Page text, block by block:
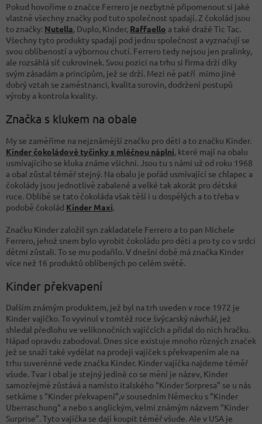
Pokud hovoříme o značce Ferrero je nezbytné připomenout si jaké
vlastně všechny značky pod tuto společnost spadají. Z čokolád jsou
to značky: Nutella, Duplo, Kinder, Raffaello a také dražé Tic Tac.
Všechny tyto produkty spadají pod jednu společnost a vyznačují se
svou oblíbeností a výbornou chutí. Ferrero tedy nejsou jen pralinky,
ale rozsáhlá síť cukrovinek. Svou pozici na trhu si firma drží díky
svým zásadám a principům, jež se drží. Mezi ně patří mimo jiné
dobrý vztah se zaměstnanci, kvalita surovin, dodržení postupů
výroby a kontrola kvality.
Značka s klukem na obale
My se zaměříme na nejznámější značku pro děti a to značku Kinder.
Kinder čokoládové tyčinky s mléčnou náplní , které mají na obalu
usmívajícího se kluka známe všichni. Jsou tu s námi už od roku 1968
a obal zůstal téměř stejný. Na obalu je pořád usmívající se chlapec a
čokolády jsou jednotlivě zabalené a velké tak akorát pro dětské
ruce. Oblibě se tato čokoláda však těší i u dospělých a to třeba v
podobě čokolád Kinder Maxi
Značku Kinder založil syn zakladatele Ferrero a to pan Michele
Ferrero, jehož snem bylo vyrobit čokoládu pro děti a pro ty co v srdci
dětmi zůstali. To se mu podařilo. V dnešní době má značka Kinder
více než 16 produktů oblíbených po celém světě.
Kinder překvapení
Dalším známým produktem, jež byl na trh uveden v roce 1972 je
Kinder vajíčko. To vyvinul v tomtéž roce švýcarský návrhář, jež
shledal předlohu ve velikonočních vajíčcích a přidal do nich hračku.
Nápad opravdu zabodoval. Dnes sice existuje mnoho různých značek
jež se snaží také vydělat na prodeji vajíček s překvapením ale na
trhu suverénně vede značka Kinder. Kinder vajíčka najdeme téměř
všude. Tvar i obal je stejný jediné co se mění je název, Kinder
samozřejmě zůstává a namísto italského “Kinder Sorpresa” se u nás
setkáme s “Kinder překvapení”,v sousedním Německu s “Kinder
Uberraschung“ a nebo s anglickým, velmi známým názvem “Kinder
Surprise”. Tyto vajíčka se dají koupit téměř všude. Ale v USA je